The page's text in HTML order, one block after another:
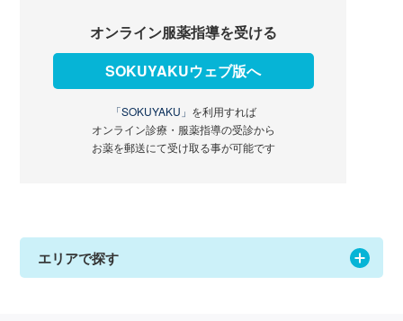
オンライン服薬指導を受ける
SOKUYAKUウェブ版へ
「SOKUYAKU」 を利用すれば
オンライン診療・服薬指導の受診から
お薬を郵送にて受け取る事が可能です
エリアで探す